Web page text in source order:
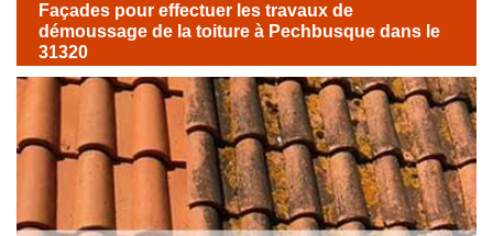
Façades pour effectuer les travaux de
démoussage de la toiture à Pechbusque dans le
31320